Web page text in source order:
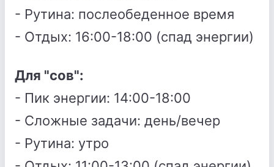
- Рутина: послеобеденное время
- Отдых: 16:00-18:00 (спад энергии)
Для "сов":
- Пик энергии: 14:00-18:00
- Сложные задачи: день/вечер
- Рутина: утро